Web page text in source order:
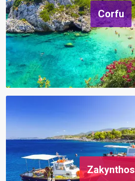
Corfu
Zakynthos